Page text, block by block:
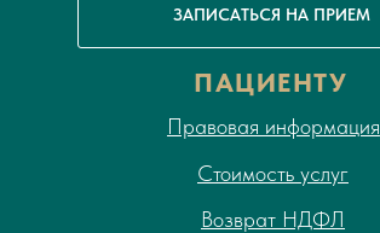
ПАЦИЕНТУ
Правовая информация
Возврат НДФЛ
Стоимость услуг
ЗАПИСАТЬСЯ НА ПРИЕМ